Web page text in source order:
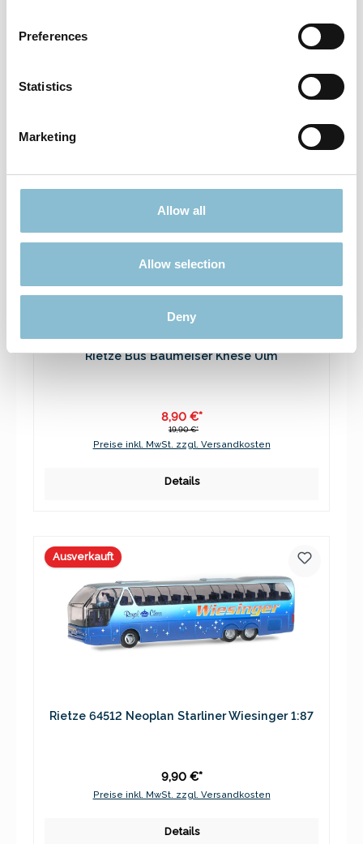
Preferences
Statistics
Marketing
Allow all
Allow selection
Deny
Rietze Bus Baumeiser Knese Ulm
8,90 €*
19,90 €*
Preise inkl. MwSt. zzgl. Versandkosten
Details
Ausverkauft
Rietze 64512 Neoplan Starliner Wiesinger 1:87
9,90 €*
Preise inkl. MwSt. zzgl. Versandkosten
Details